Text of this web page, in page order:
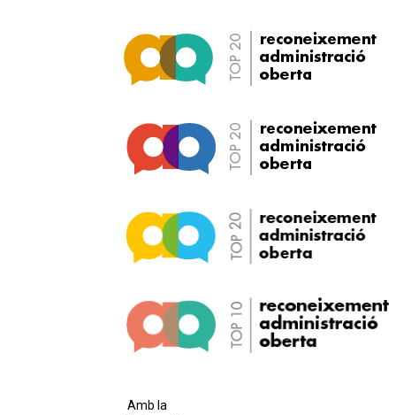
Amb la